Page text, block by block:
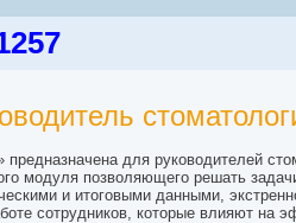
предназначена для руководителей
модуля позволяющего решать
и итоговыми данными,
сотрудников, которые влияют на